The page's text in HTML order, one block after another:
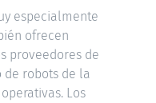
especialmente
ofrecen
proveedores de
robots de la
Los